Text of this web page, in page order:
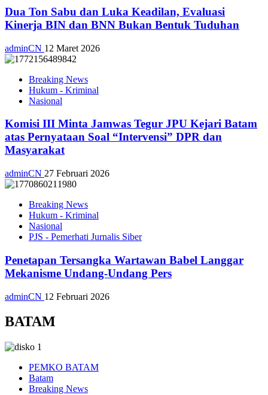
Dua Ton Sabu dan Luka Keadilan, Evaluasi
Kinerja BIN dan BNN Bukan Bentuk Tuduhan
adminCN 12 Maret 2026
Breaking News
Hukum - Kriminal
Nasional
Komisi III Minta Jamwas Tegur JPU Kejari Batam
atas Pernyataan Soal “Intervensi” DPR dan
Masyarakat
adminCN 27 Februari 2026
Breaking News
Hukum - Kriminal
Nasional
PJS - Pemerhati Jurnalis Siber
Penetapan Tersangka Wartawan Babel Langgar
Mekanisme Undang-Undang Pers
adminCN 12 Februari 2026
BATAM
PEMKO BATAM
Batam
Breaking News